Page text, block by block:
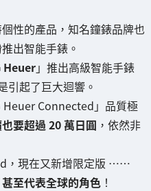
性的產品，知名鐘錶品牌也
出智能手錶。
Heuer」推出高級智能手錶
引起了巨大迴響。
Heuer Connected」品質極
要超過 20 萬日圓 ，依然非
，現在又新增限定版 ……
至代表全球的角色 ！